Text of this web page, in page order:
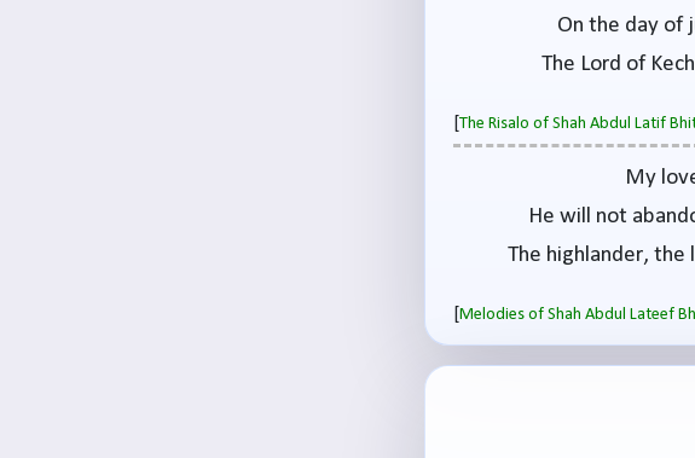
On the day of
The Lord of
[The Risalo of Shah Abdul Latif
My
He will not
The highlander, the
[Melodies of Shah Abdul Lateef